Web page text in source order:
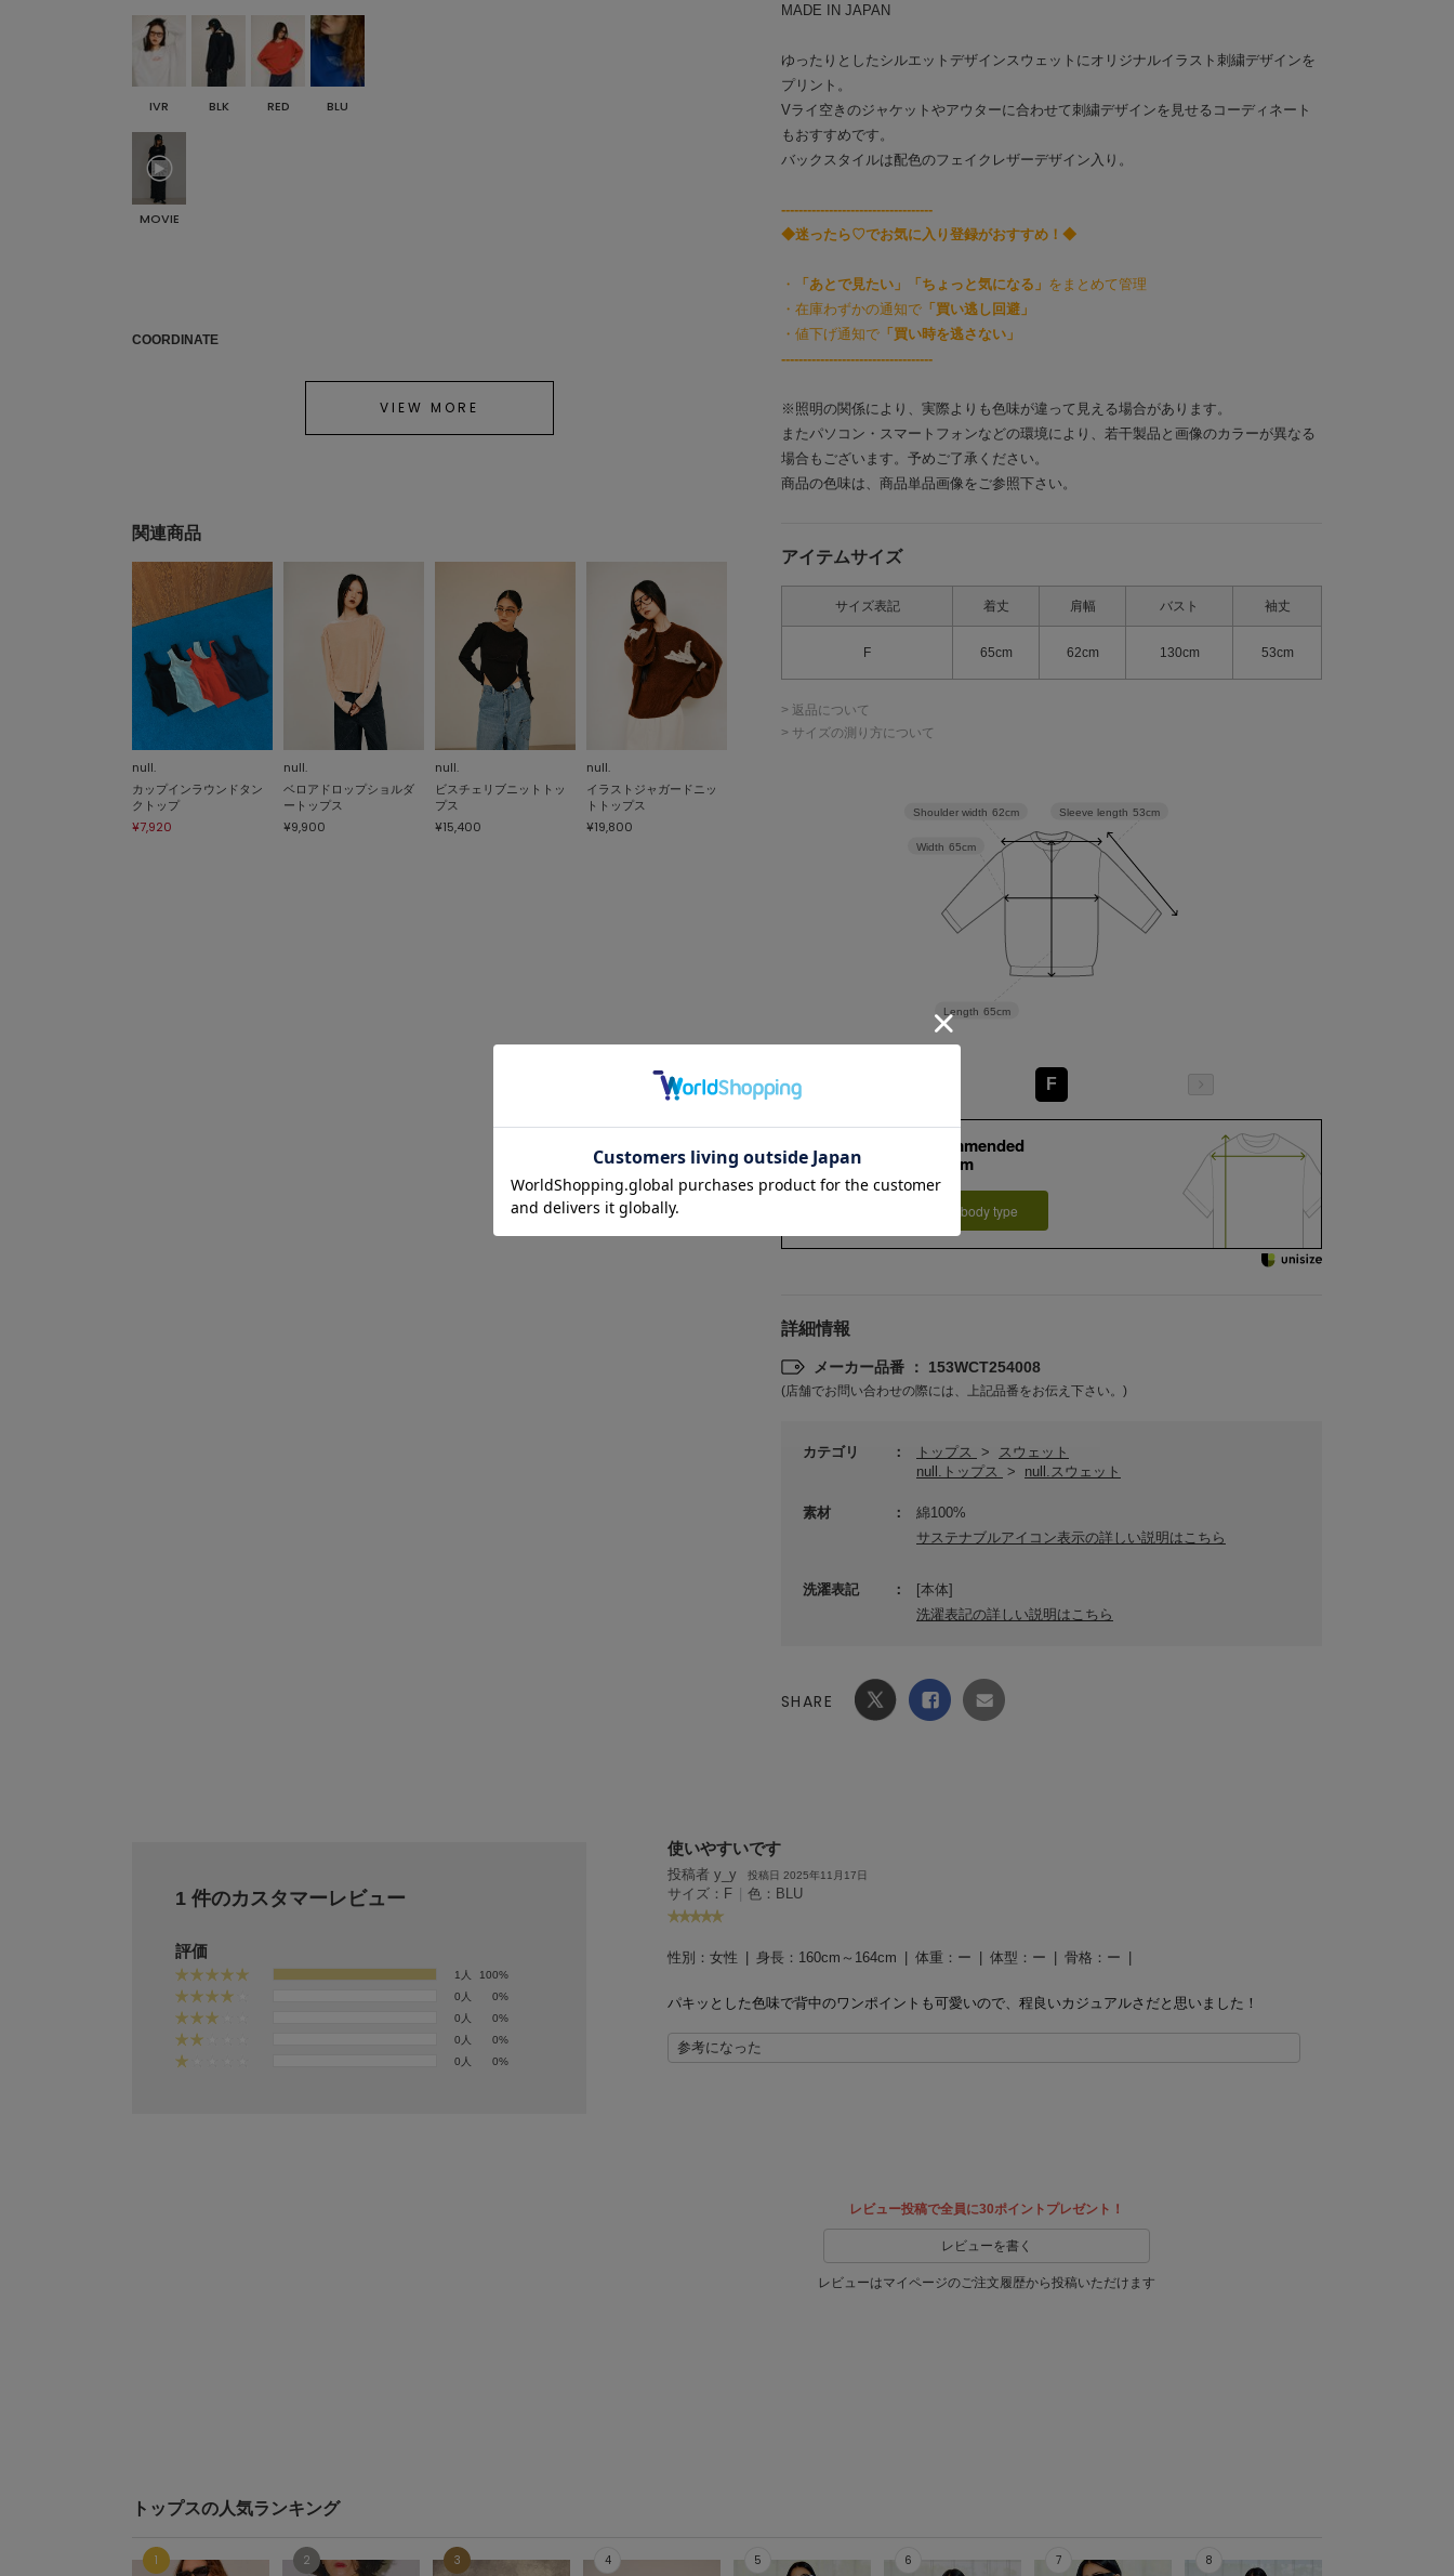
MADE IN JAPAN
ゆったりとしたシルエットデザインスウェットにオリジナルイラスト刺繍デザインを
プリント。
Vライ空きのジャケットやアウターに合わせて刺繍デザインを見せるコーディネート
もおすすめです。
バックスタイルは配色のフェイクレザーデザイン入り。
-----------------------------------
◆迷ったら♡でお気に入り登録がおすすめ！◆
・ 「あとで見たい」「ちょっと気になる」 をまとめて管理
・在庫わずかの通知で 「買い逃し回避」
・値下げ通知で 「買い時を逃さない」
-----------------------------------
※照明の関係により、実際よりも色味が違って見える場合があります。
またパソコン・スマートフォンなどの環境により、若干製品と画像のカラーが異なる
場合もございます。予めご了承ください。
商品の色味は、商品単品画像をご参照下さい。
アイテムサイズ
サイズ表記 着丈 肩幅 バスト 袖丈
F 65cm 62cm 130cm 53cm
> 返品について
> サイズの測り方について
Sleeve length 53cm
Length 65cm
Width 65cm
Shoulder width 62cm
F
158cm 51kgRecommended
Crotch +2cm
Find out more on your body type
詳細情報
メーカー品番 ： 153WCT254008
(店舗でお問い合わせの際には、上記品番をお伝え下さい。)
カテゴリ トップス >
スウェット
null.トップス
> null.スウェット
素材
綿100%
サステナブルアイコン表示の詳しい説明はこちら
洗濯表記
[本体]
洗濯表記の詳しい説明はこちら
SHARE
IVR BLK RED BLU
MOVIE
COORDINATE
VIEW MORE
関連商品
null.
カップインラウンドタン
クトップ
¥7,920
null.
ベロアドロップショルダ
ートップス
¥9,900
null.
ビスチェリブニットトッ
プス
¥15,400
null.
イラストジャガードニッ
トトップス
¥19,800
1 件のカスタマーレビュー
評価
1人
100%
0人
0%
0人
0%
0人
0%
0人
0%
使いやすいです
投稿者 y_y 投稿日 2025年11月17日
サイズ：F | 色：BLU
性別： 女性 身長： 160cm～164cm 体重： ー 体型： ー 骨格： ー
パキッとした色味で背中のワンポイントも可愛いので、程良いカジュアルさだと思いました！
参考になった
レビュー投稿で全員に30ポイントプレゼント！
レビューを書く
レビューはマイページのご注文履歴から投稿いただけます
トップスの人気ランキング